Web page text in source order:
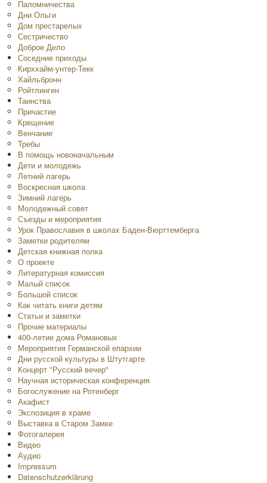
Паломничества
Дни Ольги
Дом престарелых
Сестричество
Доброе Дело
Соседние приходы
Кирххайм-унтер-Текк
Хайльбронн
Ройтлинген
Таинства
Причастие
Крещение
Венчание
Требы
В помощь новоначальным
Дети и молодежь
Летний лагерь
Воскресная школа
Зимний лагерь
Молодежный совет
Съезды и мероприятия
Урок Православия в школах Баден-Вюрттемберга
Заметки родителям
Детская книжная полка
O проекте
Литературная комиссия
Малый список
Большой список
Как читать книги детям
Статьи и заметки
Прочие материалы
400-летие дома Романовых
Мероприятия Германской епархии
Дни русской культуры в Штутгарте
Концерт "Русский вечер"
Научная историческая конференция
Богослужение на Ротенберг
Акафист
Экспозиция в храме
Выставка в Старом Замке
Фотогалерея
Видео
Аудио
Impressum
Datenschutzerklärung